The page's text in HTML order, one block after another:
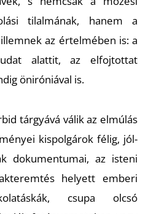
tilalmának, hanem a
az értelmében is: a
alattit, az elfojtottat
öniróniával is.
tárgyává válik az elmúlás
kispolgárok félig, jól-
dokumentumai, az isteni
helyett emberi
csupa olcsó